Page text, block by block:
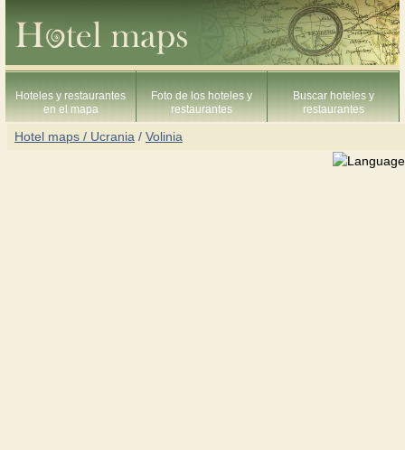
Hoteles y restaurantes
en el mapa
Foto de los hoteles y
restaurantes
Buscar hoteles y
restaurantes
Hotel maps / Ucrania / Volinia